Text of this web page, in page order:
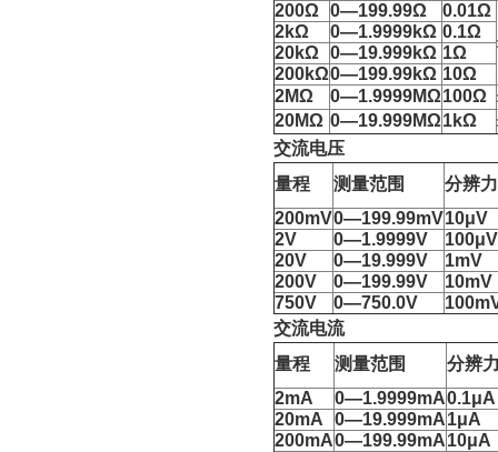
200Ω 0—199.99Ω
0.01Ω
2kΩ 0—1.9999kΩ 0.1Ω
20kΩ 0—19.999kΩ 1Ω
200kΩ0—199.99kΩ 10Ω
2MΩ
0—1.9999MΩ100Ω
20MΩ 0—19.999MΩ1kΩ
交流电压
量程
测量范围
分辨力
200mV0—199.99mV10μV
2V
0—1.9999V
100μV
20V
0—19.999V
1mV
200V
0—199.99V
10mV
750V
0—750.0V
交流电流
量程
测量范围
分辨
2mA
0—1.9999mA0.1μA
20mA
0—19.999mA1μA
200mA0—199.99mA10μA